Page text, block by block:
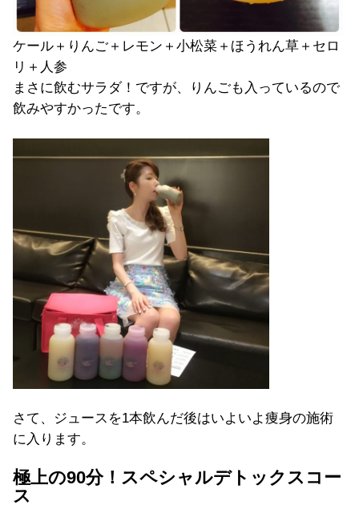
ケール＋りんご＋レモン＋小松菜＋ほうれん草＋セロ
リ＋人参
まさに飲むサラダ！ですが、りんごも入っているので
飲みやすかったです。
さて、ジュースを1本飲んだ後はいよいよ痩身の施術
に入ります。
極上の90分！スペシャルデトックスコー
ス